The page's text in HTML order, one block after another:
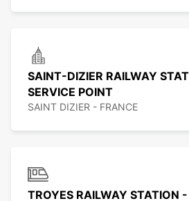
SAINT-DIZIER RAILWAY
SERVICE POINT
SAINT DIZIER - FRANCE
TROYES RAILWAY STATION -